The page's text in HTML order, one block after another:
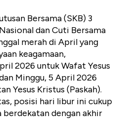
Bersama (SKB) 3
dan Cuti Bersama
merah di April yang
keagamaan,
2026 untuk Wafat Yesus
Minggu, 5 April 2026
Yesus Kristus (Paskah).
posisi hari libur ini cukup
berdekatan dengan akhir